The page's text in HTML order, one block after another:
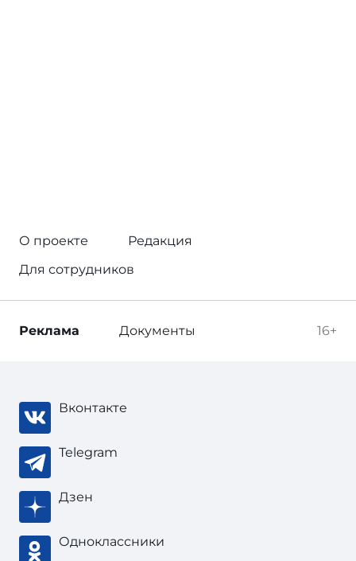
О проекте
Редакция
Для сотрудников
16+
Реклама Документы
Вконтакте
Telegram
Дзен
Одноклассники